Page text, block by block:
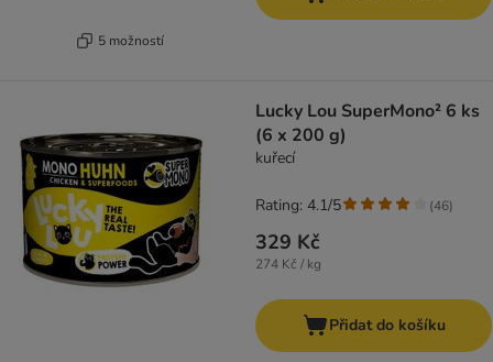
5 možností
Lucky Lou SuperMono² 6 ks
(6 x 200 g)
kuřecí
329 Kč
274 Kč / kg
Rating: 4.1/5 (46)
Přidat do košíku